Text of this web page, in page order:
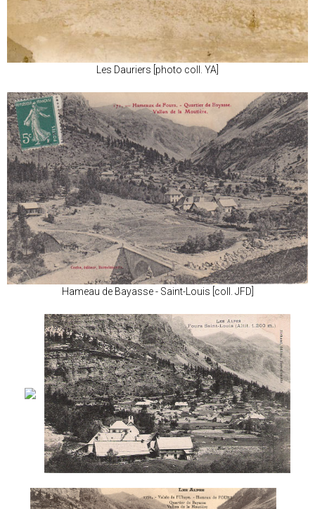
Les Dauriers [photo coll. YA]
Hameau de Bayasse - Saint-Louis [coll. JFD]